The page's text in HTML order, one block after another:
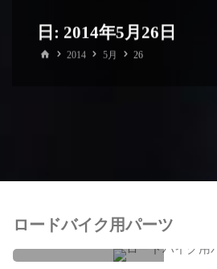
日: 2014年5月26日
ホ 2014 5月 26
ロードバイク用パーツ